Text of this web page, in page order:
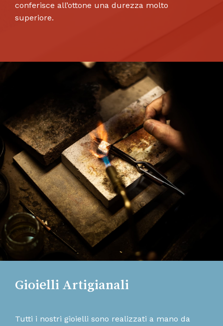
conferisce all’ottone una durezza molto
superiore.
Gioielli Artigianali
Tutti i nostri gioielli sono realizzati a mano da